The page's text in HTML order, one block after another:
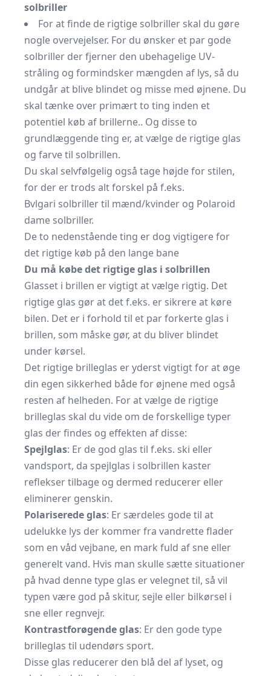
solbriller
For at finde de rigtige solbriller skal du gøre
nogle overvejelser. For du ønsker et par gode
solbriller der fjerner den ubehagelige UV-
stråling og formindsker mængden af lys, så du
undgår at blive blindet og misse med øjnene. Du
skal tænke over primært to ting inden et
potentiel køb af brillerne.. Og disse to
grundlæggende ting er, at vælge de rigtige glas
og farve til solbrillen.
Du skal selvfølgelig også tage højde for stilen,
for der er trods alt forskel på f.eks.
Bvlgari solbriller til mænd/kvinder og Polaroid
dame solbriller.
De to nedenstående ting er dog vigtigere for
det rigtige køb på den lange bane
Du må købe det rigtige glas i solbrillen
Glasset i brillen er vigtigt at vælge rigtig. Det
rigtige glas gør at det f.eks. er sikrere at køre
bilen. Det er i forhold til et par forkerte glas i
brillen, som måske gør, at du bliver blindet
under kørsel.
Det rigtige brilleglas er yderst vigtigt for at øge
din egen sikkerhed både for øjnene med også
resten af helheden. For at vælge de rigtige
brilleglas skal du vide om de forskellige typer
glas der findes og effekten af disse:
Spejlglas: Er de god glas til f.eks. ski eller
vandsport, da spejlglas i solbrillen kaster
reflekser tilbage og dermed reducerer eller
eliminerer genskin.
Polariserede glas: Er særdeles gode til at
udelukke lys der kommer fra vandrette flader
som en våd vejbane, en mark fuld af sne eller
generelt vand. Hvis man skulle sætte situationer
på hvad denne type glas er velegnet til, så vil
typen være god på skitur, sejle eller bilkørsel i
sne eller regnvejr.
Kontrastforøgende glas: Er den gode type
brilleglas til udendørs sport.
Disse glas reducerer den blå del af lyset, og